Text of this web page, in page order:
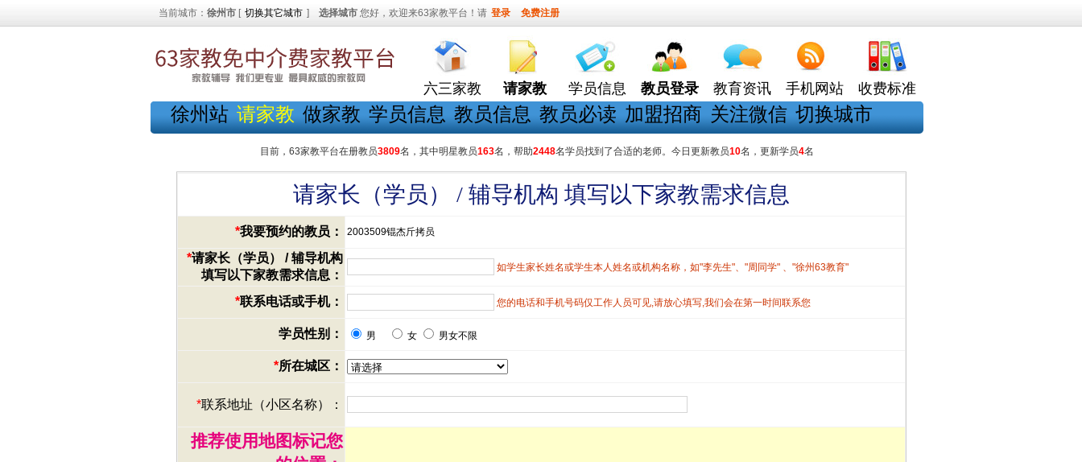
当前城市： 徐州市 [ 切换其它城市 ] 选择城市 您好，欢迎来63家教平台！请 登录 免费注册
六三家教 请家教 学员信息 教员登录 教育资讯 手机网站 收费标准
徐州站 请家教 做家教 学员信息 教员信息 教员必读 加盟招商 关注微信 切换城市
目前，63家教平台在册教员3809名，其中明星教员163名，帮助2448名学员找到了合适的老师。今日更新教员10名，更新学员4名
请家长（学员） / 辅导机构 填写以下家教需求信息
*我要预约的教员： 2003509锟杰斤拷员
*请家长（学员） / 辅导机构
填写以下家教需求信息：
如学生家长姓名或学生本人姓名或机构名称，如"李先生"、"周同学" 、"徐州63教育"
*联系电话或手机： 您的电话和手机号码仅工作人员可见,请放心填写,我们会在第一时间联系您
学员性别： 男 女 男女不限
*所在城区：
*联系地址（小区名称）：
推荐使用地图标记您